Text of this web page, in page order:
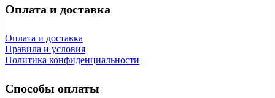
Оплата и доставка
Оплата и доставка
Правила и условия
Политика конфиденциальности
Способы оплаты